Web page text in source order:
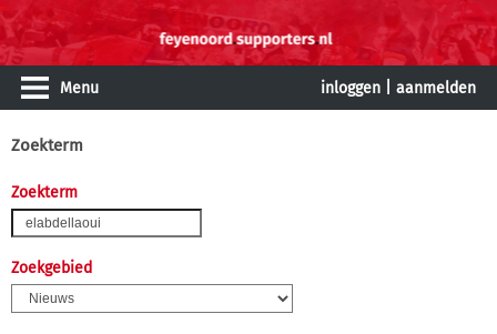
Menu inloggen aanmelden
Zoekterm
Zoekterm
Zoekgebied